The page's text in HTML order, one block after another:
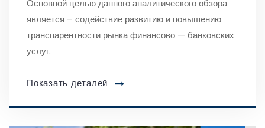
Основной целью данного аналитического обзора
является – содействие развитию и повышению
транспарентности рынка финансово — банковских
услуг.
Показать деталей